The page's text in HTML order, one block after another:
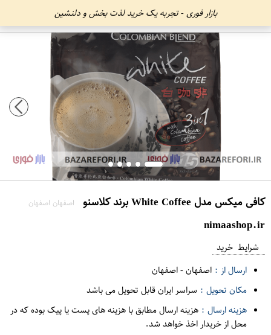
بازار فوری - تجربه یک خرید لذت بخش و دلنشین
کافی میکس مدل White Coffee برند کلاسنو اصفهان اصفهان
nimaashop.ir
شرایط خرید
ارسال از : اصفهان-اصفهان
مکان تحویل : سراسر ایران قابل تحویل می باشد
هزینه ارسال : هزینه ارسال مطابق با هزینه های پست یا پیک بوده که در
محل از خریدار اخذ خواهد شد.